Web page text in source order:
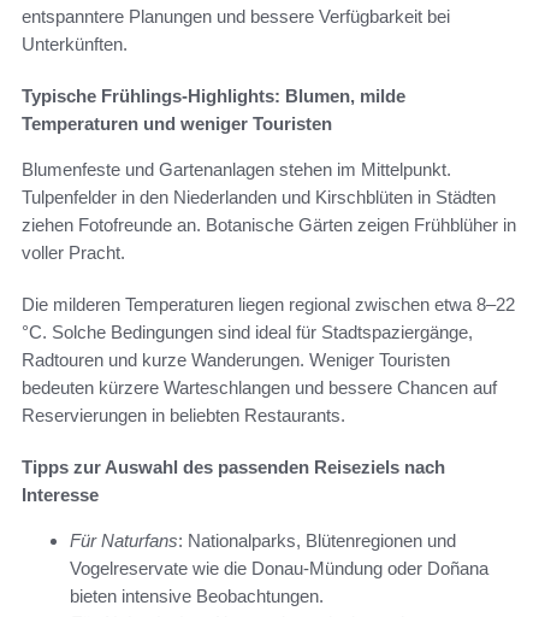
entspanntere Planungen und bessere Verfügbarkeit bei
Unterkünften.
Typische Frühlings-Highlights: Blumen, milde
Temperaturen und weniger Touristen
Blumenfeste und Gartenanlagen stehen im Mittelpunkt.
Tulpenfelder in den Niederlanden und Kirschblüten in Städten
ziehen Fotofreunde an. Botanische Gärten zeigen Frühblüher in
voller Pracht.
Die milderen Temperaturen liegen regional zwischen etwa 8–22
°C. Solche Bedingungen sind ideal für Stadtspaziergänge,
Radtouren und kurze Wanderungen. Weniger Touristen
bedeuten kürzere Warteschlangen und bessere Chancen auf
Reservierungen in beliebten Restaurants.
Tipps zur Auswahl des passenden Reiseziels nach
Interesse
Für Naturfans: Nationalparks, Blütenregionen und
Vogelreservate wie die Donau-Mündung oder Doñana
bieten intensive Beobachtungen.